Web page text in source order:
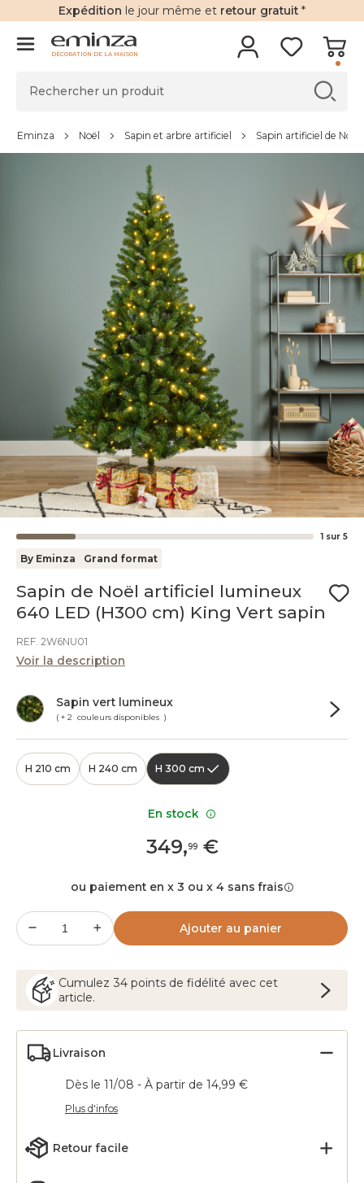
Expédition le jour même et retour gratuit *
DÉCORATION DE LA MAISON
Eminza Noël Sapin et arbre artificiel Sapin artificiel de Noël
1 sur 5
By Eminza Grand format
Sapin de Noël artificiel lumineux
640 LED (H300 cm) King Vert sapin
REF. 2W6NU01
Voir la description
Sapin vert lumineux
( + 2 couleurs disponibles )
H 210 cm H 240 cm H 300 cm
349,99€
ou paiement en x 3 ou x 4 sans frais
Ajouter au panier
Cumulez 34 points de fidélité avec cet
article.
Livraison
Dès le 11/08 - À partir de 14,99 €
Plus d'infos
Retour facile